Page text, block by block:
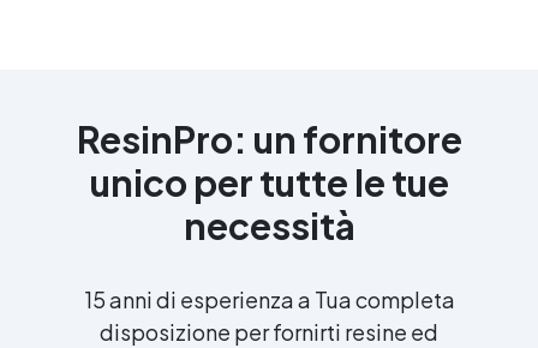
ResinPro: un fornitore
unico per tutte le tue
necessità
15 anni di esperienza a Tua completa
disposizione per fornirti resine ed